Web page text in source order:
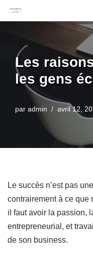
contenu
Les
les gens
par admin avril 12,
Le succès n’est pas
contrairement à ce que
il faut avoir la passion,
entrepreneurial, et
de son business.